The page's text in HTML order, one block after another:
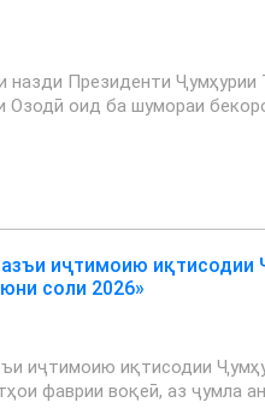
назди Президенти Ҷумҳурии
Озодӣ оид ба шумораи
иҷтимоию иқтисодии
соли 2026»
иҷтимоию иқтисодии
фаврии воқеӣ, аз ҷумла